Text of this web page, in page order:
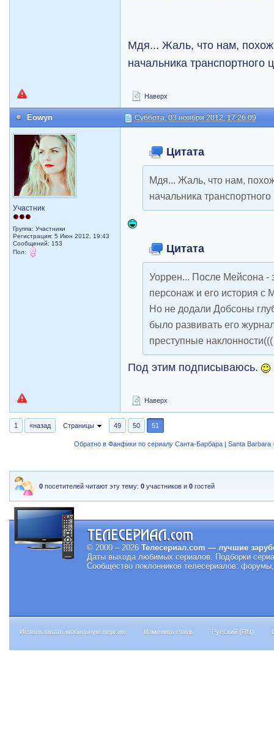
Мдя... Жаль, что нам,
начальника транспортного
Наверх
Eowyn Суббота, 03 ноября 2012, 17:26:09
Участник
Группа: Участники
Регистрация: 5 Июн 2012, 19:43
Сообщений: 153
Пол:
Цитата
Мдя... Жаль, что нам,
начальника
Цитата
Уоррен... После Мейсона
персонаж и его история с
Но не додали Добсоны
было развивать его
преступные наклонности(((
Под этим подписываюсь.
Наверх
1 «назад Страницы 49 50 51
Обратно в Фанфики по сериалу Санта-Барбара | Santa Barbara
0 посетителей читают эту тему:0 участников и0 гостей
© 2000 – 2026 Телесериал.com — лучшие
Даты выхода любимых сериалов. Подборки
Сообщество поклонников телесериалов:
Использовать мобильную версию Изменить стиль Русский (RU)